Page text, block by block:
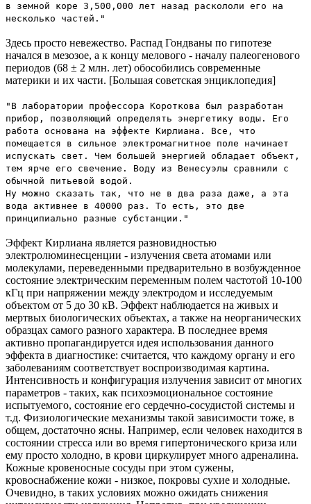
в земной коре 3,500,000 лет назад раскололи его на
несколько частей."
Здесь просто невежество. Распад Гондваны по гипотезе
начался в мезозое, а к концу мелового - началу палеогенового
периодов (68 ± 2 млн. лет) обособились современные
материки и их части. [Большая советская энциклопедия]
"В лаборатории профессора Короткова был разработан
прибор, позволяющий определять энергетику воды. Его
работа основана на эффекте Кирлиана. Все, что
помещается в сильное электромагнитное поле начинает
испускать свет. Чем большей энергией обладает объект,
тем ярче его свечение. Воду из Венесуэлы сравнили с
обычной питьевой водой.
Ну можно сказать так, что не в два раза даже, а эта
вода активнее в 40000 раз. То есть, это две
принципиально разные субстанции."
Эффект Кирлиана является разновидностью
электролюминесценции - излучения света атомами или
молекулами, переведенными предварительно в возбужденное
состояние электрическим переменным полем частотой 10-100
кГц при напряжении между электродом и исследуемым
объектом от 5 до 30 кВ. Эффект наблюдается на живых и
мертвых биологических объектах, а также на неорганических
образцах самого разного характера. В последнее время
активно пропагандируется идея использования данного
эффекта в диагностике: считается, что каждому органу и его
заболеваниям соответствует воспроизводимая картина.
Интенсивность и конфигурация излучения зависит от многих
параметров - таких, как психоэмоциональное состояние
испытуемого, состояние его сердечно-сосудистой системы и
т.д. Физиологические механизмы такой зависимости тоже, в
общем, достаточно ясны. Например, если человек находится в
состоянии стресса или во время гипертонического криза или
ему просто холодно, в крови циркулирует много адреналина.
Кожные кровеносные сосуды при этом сужены,
кровоснабжение кожи - низкое, покровы сухие и холодные.
Очевидно, в таких условиях можно ожидать снижения